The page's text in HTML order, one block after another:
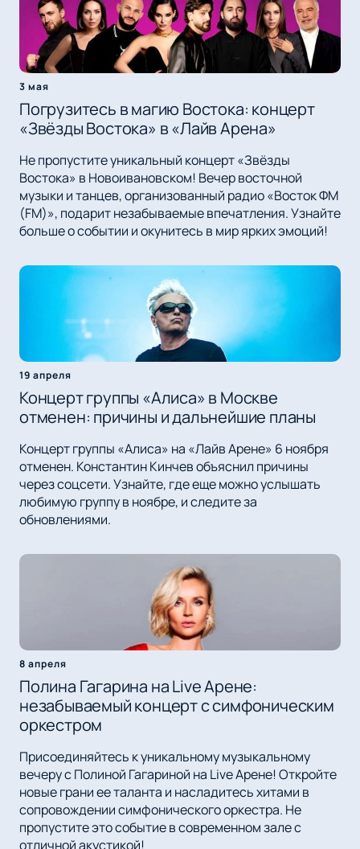
3 мая
Погрузитесь в магию Востока: концерт
«Звёзды Востока» в «Лайв Арена»
Не пропустите уникальный концерт «Звёзды
Востока» в Новоивановском! Вечер восточной
музыки и танцев, организованный радио «Восток ФМ
(FM)», подарит незабываемые впечатления. Узнайте
больше о событии и окунитесь в мир ярких эмоций!
19 апреля
Концерт группы «Алиса» в Москве
отменен: причины и дальнейшие планы
Концерт группы «Алиса» на «Лайв Арене» 6 ноября
отменен. Константин Кинчев объяснил причины
через соцсети. Узнайте, где еще можно услышать
любимую группу в ноябре, и следите за
обновлениями.
8 апреля
Полина Гагарина на Live Арене:
незабываемый концерт с симфоническим
оркестром
Присоединяйтесь к уникальному музыкальному
вечеру с Полиной Гагариной на Live Арене! Откройте
новые грани ее таланта и насладитесь хитами в
сопровождении симфонического оркестра. Не
пропустите это событие в современном зале с
отличной акустикой!